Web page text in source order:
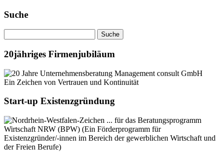
Suche
20jähriges Firmenjubiläum
Ein Zeichen von Vertrauen und Kontinuität
Start-up Existenzgründung
... für das Beratungsprogramm
Wirtschaft NRW (BPW) (Ein Förderprogramm für
Existenzgründer/-innen im Bereich der gewerblichen Wirtschaft und
der Freien Berufe)